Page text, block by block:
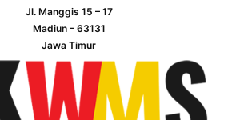
Jl. Manggis 15 – 17
Madiun – 63131
Jawa Timur